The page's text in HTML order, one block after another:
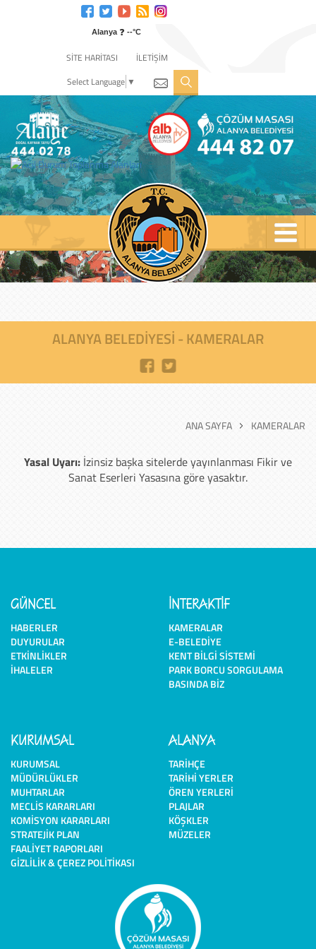
Alanya ❓ --°C
SİTE HARİTASI
İLETİŞİM
Select Language ▼
ALANYA BELEDİYESİ - KAMERALAR
ANA SAYFA KAMERALAR
Yasal Uyarı: İzinsiz başka sitelerde yayınlanması Fikir ve
Sanat Eserleri Yasasına göre yasaktır.
GÜNCEL
HABERLER
DUYURULAR
ETKINLIKLER
İHALELER
İNTERAKTİF
KAMERALAR
E-BELEDIYE
KENT BILGI SISTEMI
PARK BORCU SORGULAMA
BASINDA BIZ
KURUMSAL
KURUMSAL
MÜDÜRLÜKLER
MUHTARLAR
MECLIS KARARLARI
KOMISYON KARARLARI
STRATEJIK PLAN
FAALIYET RAPORLARI
GIZLILIK & ÇEREZ POLITIKASI
ALANYA
TARIHÇE
TARIHI YERLER
ÖREN YERLERI
PLAJLAR
KÖŞKLER
MÜZELER